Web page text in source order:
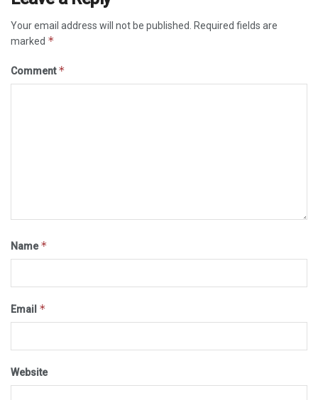
Your email address will not be published.
Required fields are
marked *
Comment*
Name*
Email *
Website